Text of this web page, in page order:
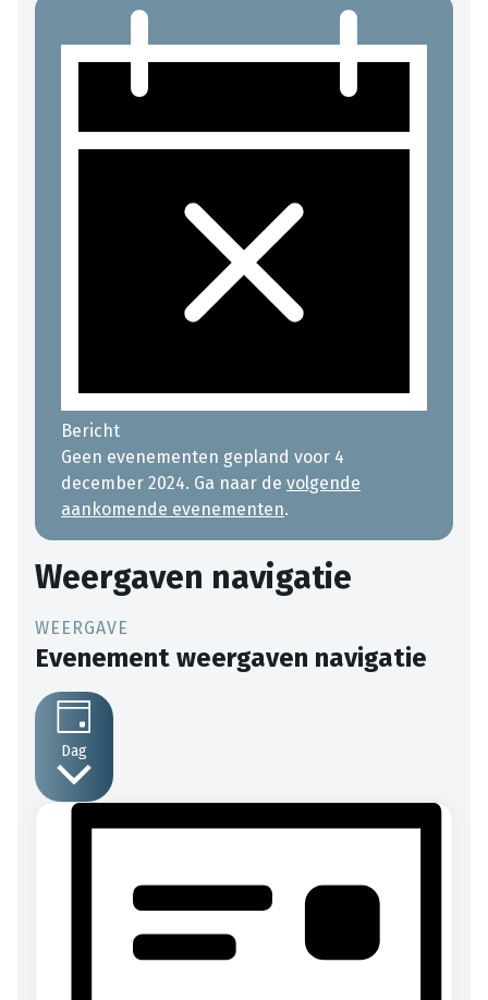
Bericht
Geen evenementen gepland voor 4
december 2024. Ga naar de volgende
aankomende evenementen.
Weergaven navigatie
Evenement weergaven navigatie
Dag